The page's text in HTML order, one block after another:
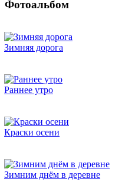
Фотоальбом
Зимняя дорога
Раннее утро
Краски осени
Зимним днём в деревне